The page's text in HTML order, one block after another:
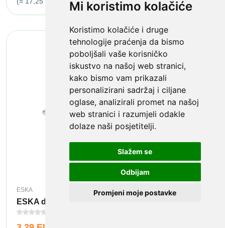
Mi koristimo kolačiće
Koristimo kolačiće i druge
tehnologije praćenja da bismo
poboljšali vaše korisničko
iskustvo na našoj web stranici,
kako bismo vam prikazali
personalizirani sadržaj i ciljane
oglase, analizirali promet na našoj
web stranici i razumjeli odakle
dolaze naši posjetitelji.
Slažem se
Odbijam
Promjeni moje postavke
ESKA
ESKA držač za osigurač Broj pola 2x 2 igle 40 A ...